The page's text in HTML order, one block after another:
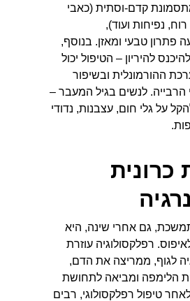
קדם-וסתית (כאבי
נפיחות ועוד),
פתרון טבעי ומאזן. בנוסף,
להיריון – הטיפול יכול
ההורמונלית ובשיפור
הרבייה. לנשים בגיל המעבר –
על גלי חום, עצבנות, נדודי
כרונית
גם אחרי שינה, היא
רפלקסולוגיה עוזרת
לגוף, ממריצה את הדם,
הלימפה ומביאה לתחושת
טיפול רפלקסולוגי, רבים